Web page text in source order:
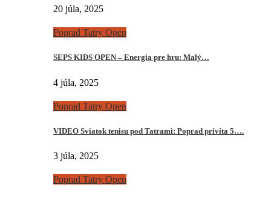
20 júla, 2025
Poprad Tatry Open
SEPS KIDS OPEN – Energia pre hru: Malý…
4 júla, 2025
Poprad Tatry Open
VIDEO Sviatok tenisu pod Tatrami: Poprad privíta 5….
3 júla, 2025
Poprad Tatry Open